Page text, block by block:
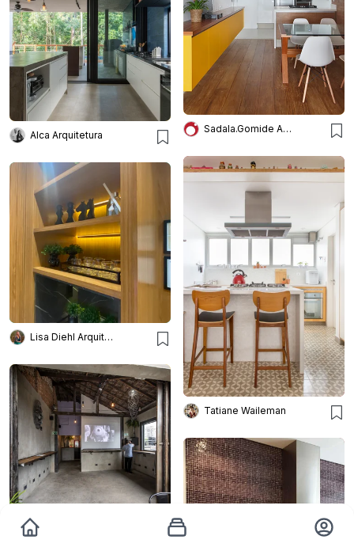
Sadala.Gomide Arquitetura
Alca Arquitetura
Tatiane Waileman
Lisa Diehl Arquitetos
Lcac Arquitetura